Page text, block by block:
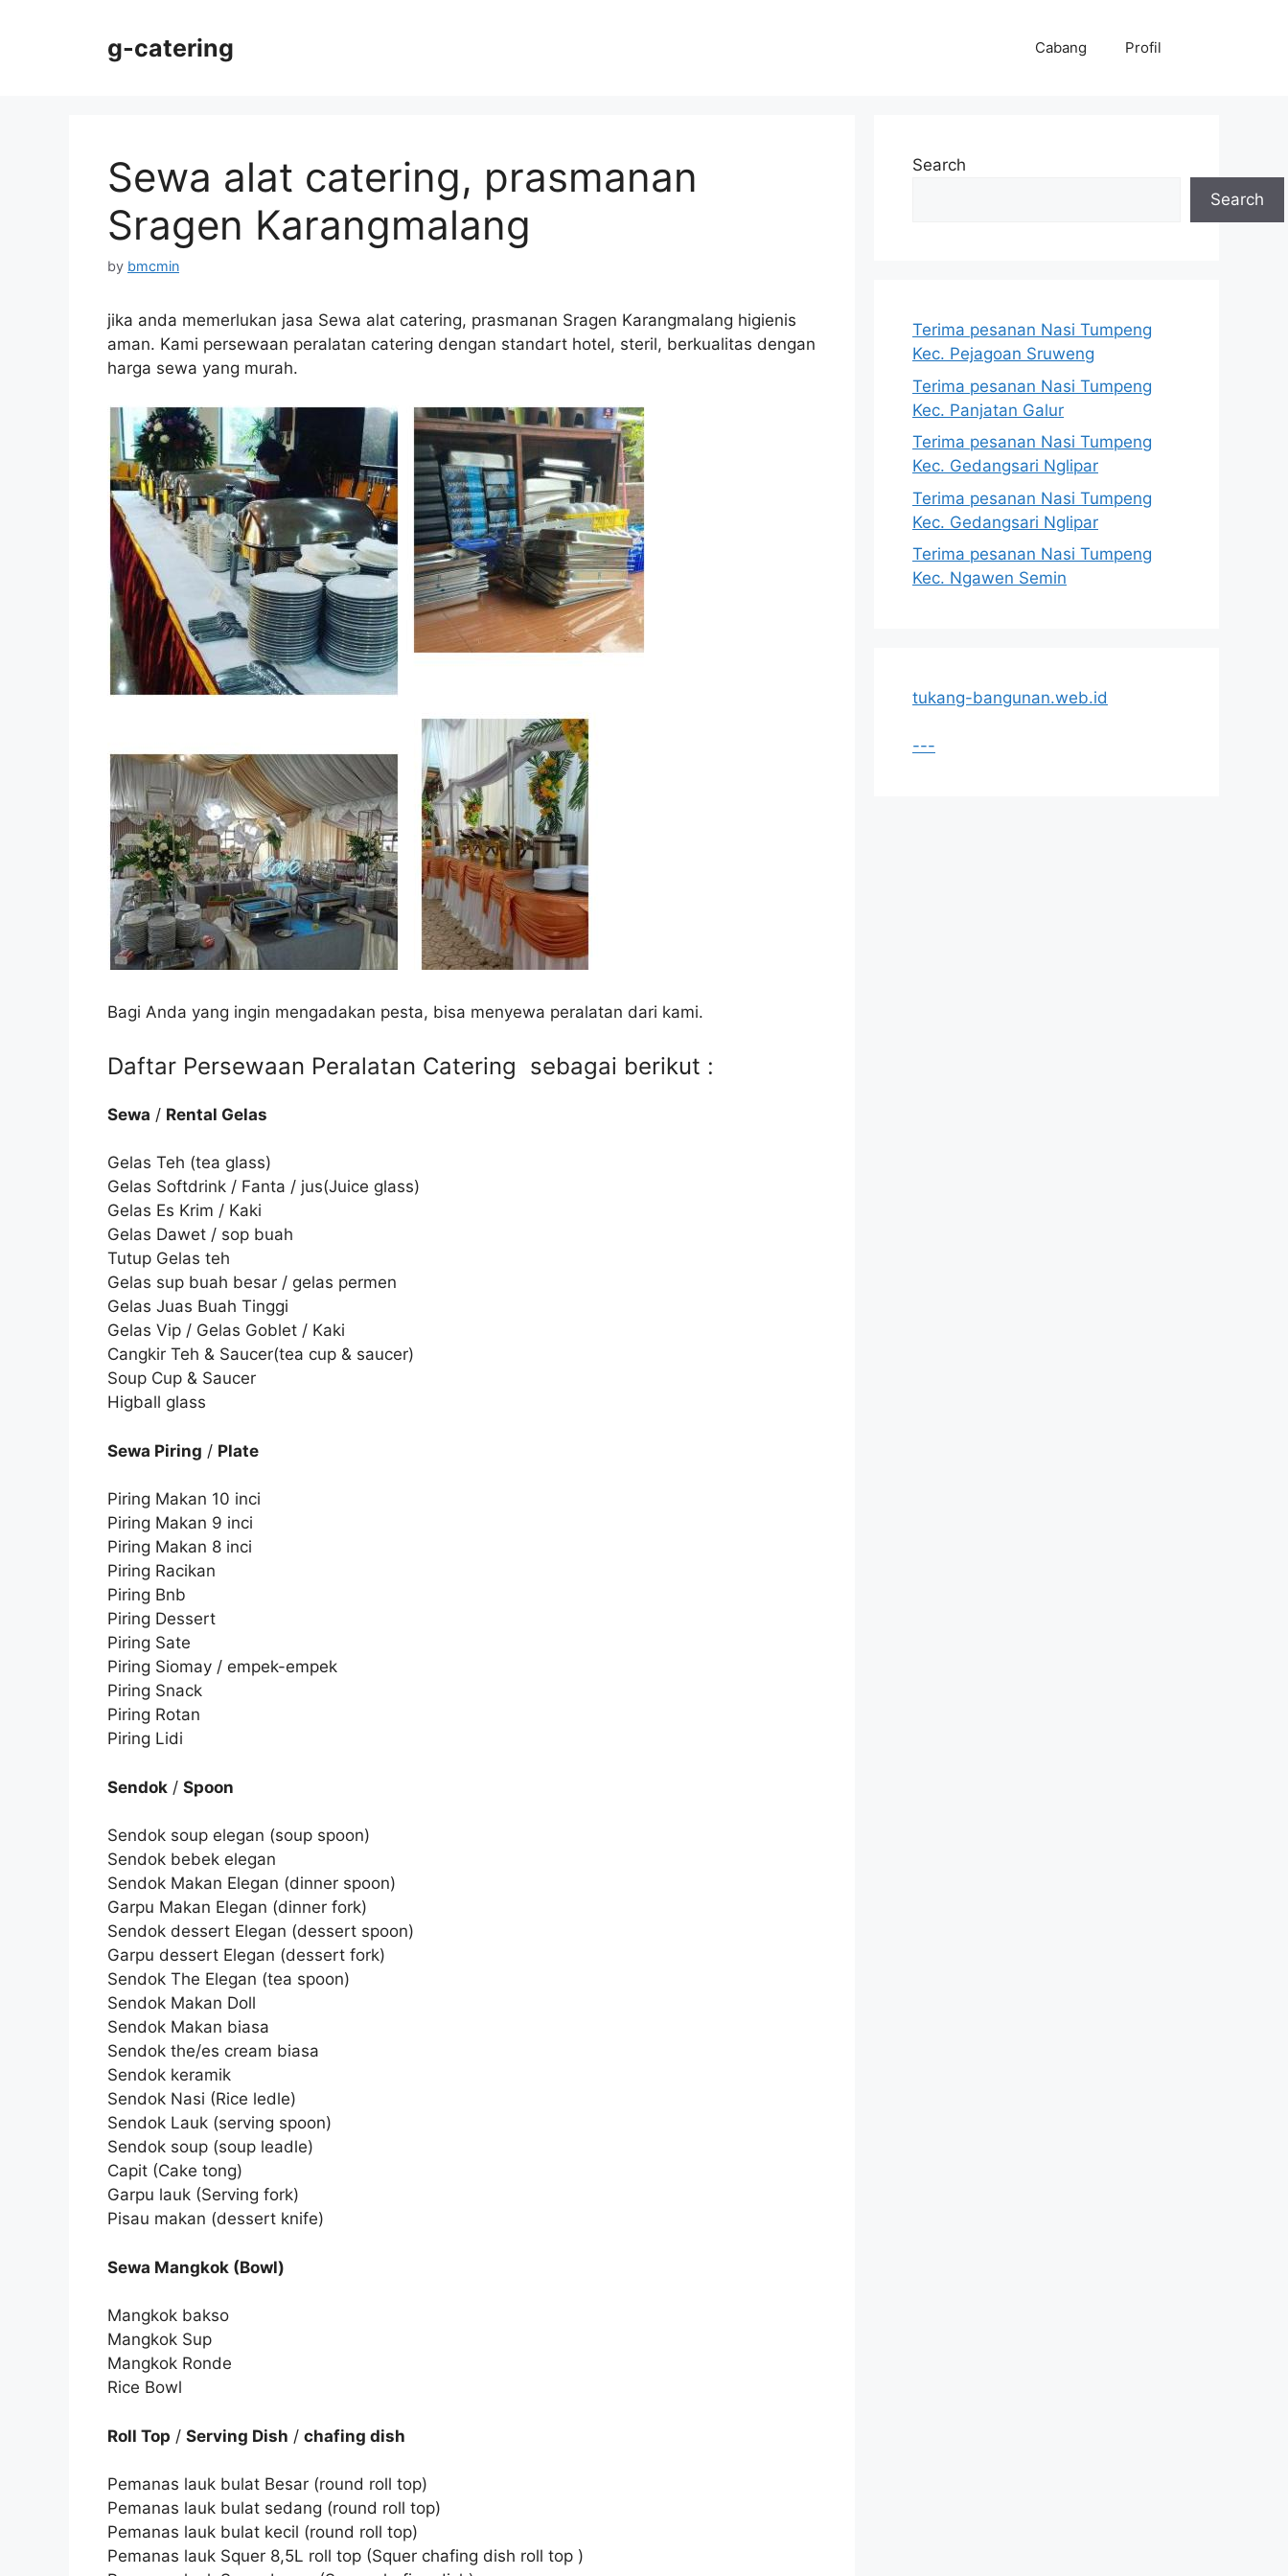
g-catering Cabang Profil
Sewa alat catering, prasmanan
Sragen Karangmalang
by bmcmin
jika anda memerlukan jasa Sewa alat catering, prasmanan Sragen Karangmalang higienis
aman. Kami persewaan peralatan catering dengan standart hotel, steril, berkualitas dengan
harga sewa yang murah.
Bagi Anda yang ingin mengadakan pesta, bisa menyewa peralatan dari kami.
Daftar Persewaan Peralatan Catering sebagai berikut :
Sewa / Rental Gelas
Gelas Teh (tea glass)
Gelas Softdrink / Fanta / jus(Juice glass)
Gelas Es Krim / Kaki
Gelas Dawet / sop buah
Tutup Gelas teh
Gelas sup buah besar / gelas permen
Gelas Juas Buah Tinggi
Gelas Vip / Gelas Goblet / Kaki
Cangkir Teh & Saucer(tea cup & saucer)
Soup Cup & Saucer
Higball glass
Sewa Piring / Plate
Piring Makan 10 inci
Piring Makan 9 inci
Piring Makan 8 inci
Piring Racikan
Piring Bnb
Piring Dessert
Piring Sate
Piring Siomay / empek-empek
Piring Snack
Piring Rotan
Piring Lidi
Sendok / Spoon
Sendok soup elegan (soup spoon)
Sendok bebek elegan
Sendok Makan Elegan (dinner spoon)
Garpu Makan Elegan (dinner fork)
Sendok dessert Elegan (dessert spoon)
Garpu dessert Elegan (dessert fork)
Sendok The Elegan (tea spoon)
Sendok Makan Doll
Sendok Makan biasa
Sendok the/es cream biasa
Sendok keramik
Sendok Nasi (Rice ledle)
Sendok Lauk (serving spoon)
Sendok soup (soup leadle)
Capit (Cake tong)
Garpu lauk (Serving fork)
Pisau makan (dessert knife)
Sewa Mangkok (Bowl)
Mangkok bakso
Mangkok Sup
Mangkok Ronde
Rice Bowl
Roll Top / Serving Dish / chafing dish
Pemanas lauk bulat Besar (round roll top)
Pemanas lauk bulat sedang (round roll top)
Pemanas lauk bulat kecil (round roll top)
Pemanas lauk Squer 8,5L roll top (Squer chafing dish roll top )
Search
Search
Terima pesanan Nasi Tumpeng
Kec. Pejagoan Sruweng
Terima pesanan Nasi Tumpeng
Kec. Panjatan Galur
Terima pesanan Nasi Tumpeng
Kec. Gedangsari Nglipar
Terima pesanan Nasi Tumpeng
Kec. Gedangsari Nglipar
Terima pesanan Nasi Tumpeng
Kec. Ngawen Semin
tukang-bangunan.web.id
---